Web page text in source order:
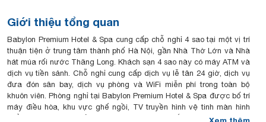
Giới thiệu tổng quan
Babylon Premium Hotel & Spa cung cấp chỗ nghỉ 4 sao tại một vị trí
thuận tiện ở trung tâm thành phố Hà Nội, gần Nhà Thờ Lớn và Nhà
hát múa rối nước Thăng Long. Khách sạn 4 sao này có máy ATM và
dịch vụ tiền sảnh. Chỗ nghỉ cung cấp dịch vụ lễ tân 24 giờ, dịch vụ
đưa đón sân bay, dịch vụ phòng và WiFi miễn phí trong toàn bộ
khuôn viên. Phòng nghỉ tại Babylon Premium Hotel & Spa được bố trí
máy điều hòa, khu vực ghế ngồi, TV truyền hình vệ tinh màn hình
phẳng, két an toàn, ấm đun nước và phòng tắm riêng đi kèm vòi